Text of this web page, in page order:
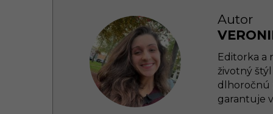
Autor
Editorka a
životný
dlhoročnú
garantuje